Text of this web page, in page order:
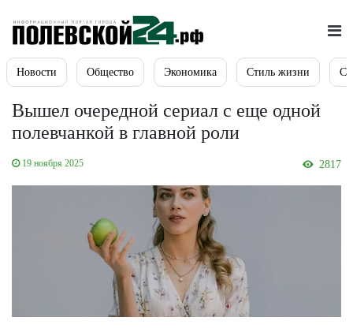
Новости Общество Экономика Стиль жизни
Вышел очередной сериал с еще одной
полевчанкой в главной роли
19 ноября 2025 2817